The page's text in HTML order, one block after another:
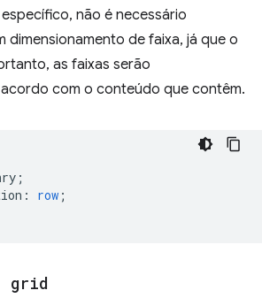
não é necessário
dimensionamento de faixa, já que o
as faixas serão
com o conteúdo que contêm.
;
: row ;
grid